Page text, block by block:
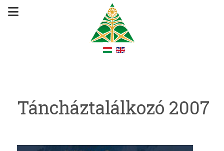
Táncháztalálkozó 2007